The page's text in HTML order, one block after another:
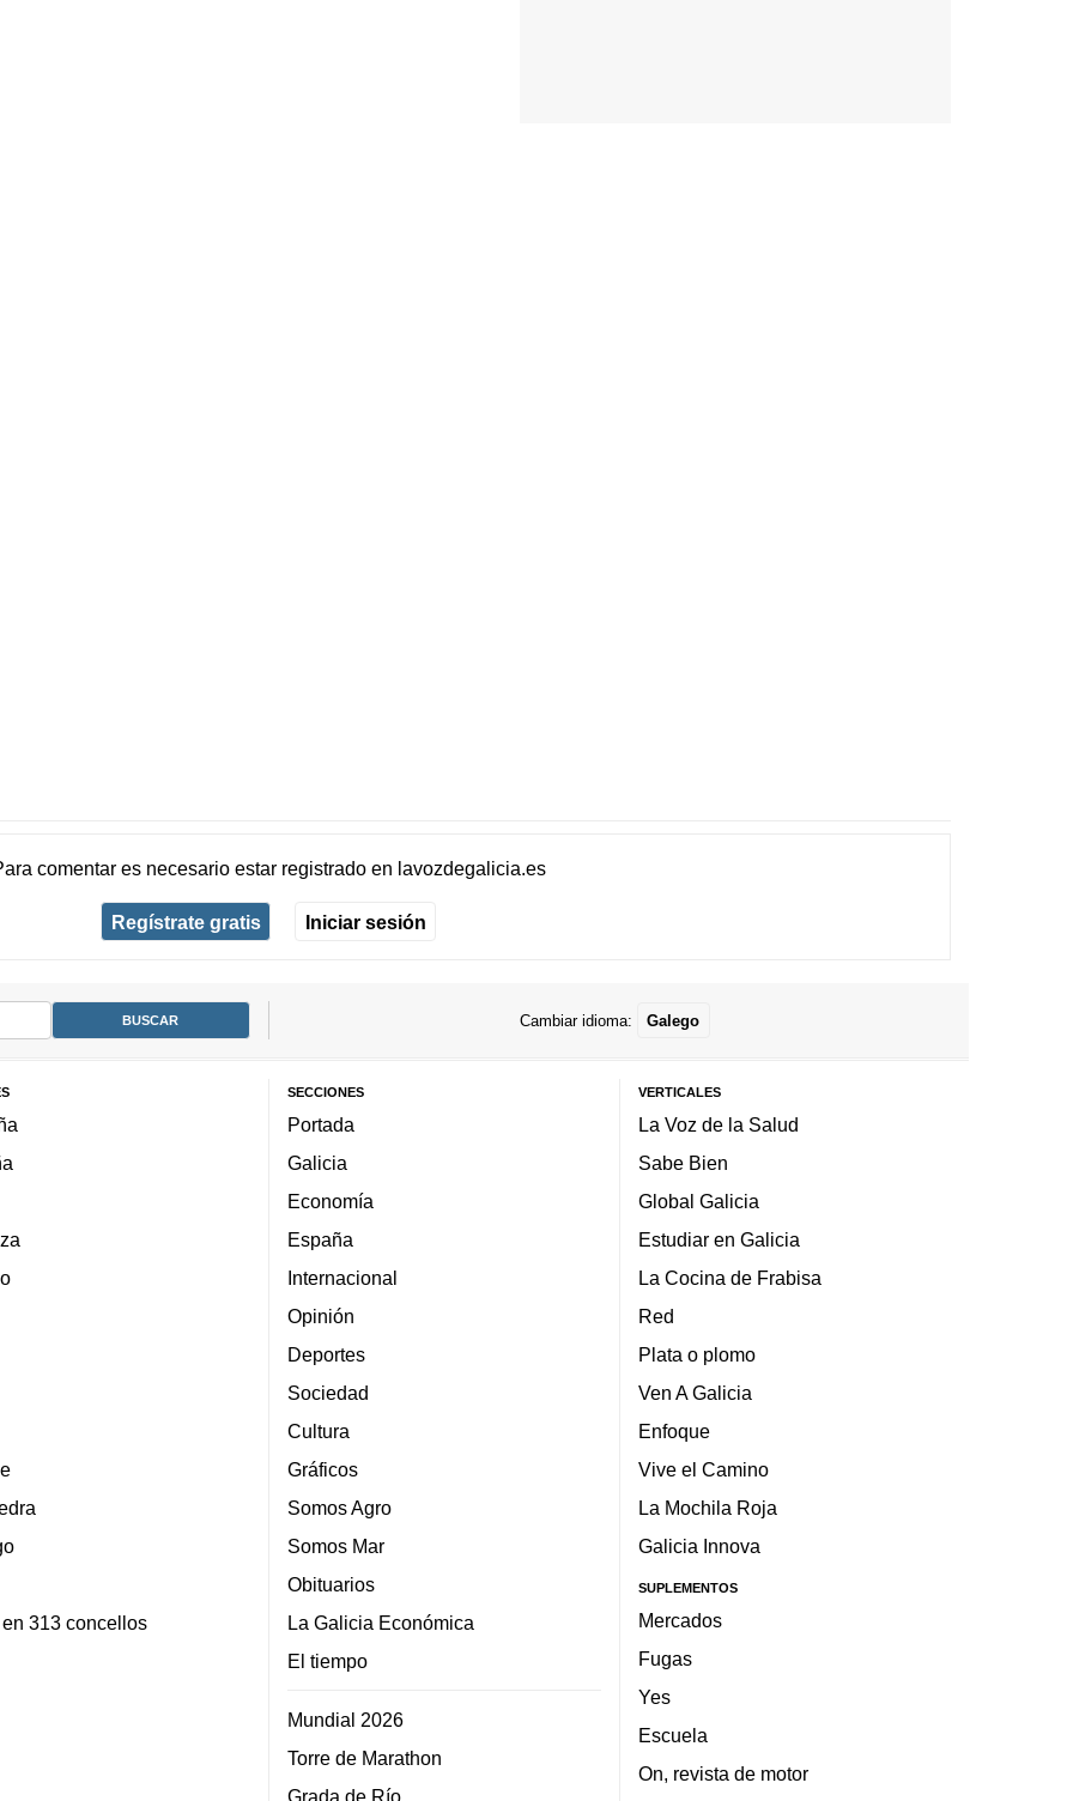
comentar es necesario estar registradoen lavozdegalicia.es
Regístrate gratis Iniciar sesión
Cambiar idioma: Galego
313 concellos
SECCIONES
Portada
Galicia
Economía
España
Internacional
Opinión
Deportes
Sociedad
Cultura
Gráficos
Somos Agro
Somos Mar
Obituarios
La Galicia Económica
El tiempo
Mundial 2026
Torre de Marathon
Grada de Río
VERTICALES
La Voz de la Salud
Sabe Bien
Global Galicia
Estudiar en Galicia
La Cocina de Frabisa
Red
Plata o plomo
Ven A Galicia
Enfoque
Vive el Camino
La Mochila Roja
Galicia Innova
SUPLEMENTOS
Mercados
Fugas
Yes
Escuela
On, revista de motor